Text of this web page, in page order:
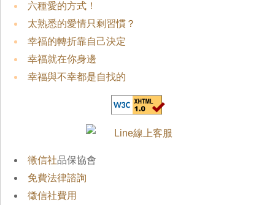
六種愛的方式！
太熟悉的愛情只剩習慣？
幸福的轉折靠自己決定
幸福就在你身邊
幸福與不幸都是自找的
徵信社品保協會
免費法律諮詢
徵信社費用